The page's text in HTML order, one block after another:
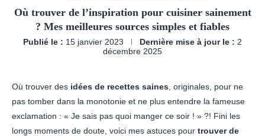
Où trouver de l’inspiration pour cuisiner sainement
? Mes meilleures sources simples et fiables
Publié le : 15 janvier 2023 Dernière mise à jour le : 2
décembre 2025
Où trouver des idées de recettes saines , originales, pour ne
pas tomber dans la monotonie et ne plus entendre la fameuse
exclamation : « Je sais pas quoi manger ce soir ! » ?! Fini les
longs moments de doute, voici mes astuces pour trouver de